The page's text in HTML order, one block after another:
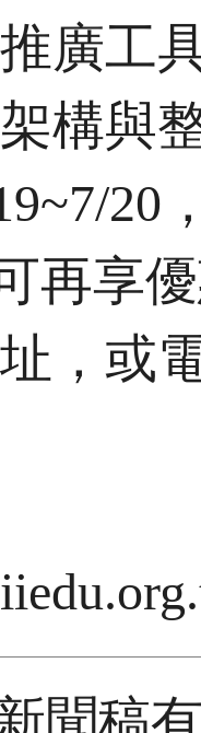
廣工
構與
20
再享
，或
聞稿